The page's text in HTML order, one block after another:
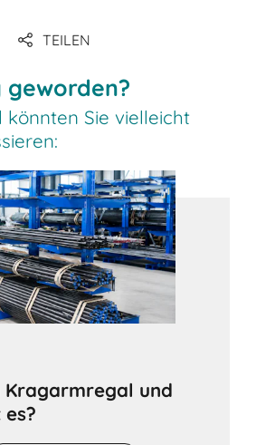
TEILEN
geworden?
könnten Sie vielleicht
Kragarmregal und